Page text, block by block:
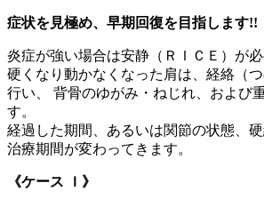
症状を見極め、早期回復を目指します!!
炎症が強い場合は安静（ＲＩＣＥ）が必
硬くなり動かなくなった肩は、経絡（
行い、 背骨のゆがみ・ねじれ、および
す。
経過した期間、あるいは関節の状態、硬
治療期間が変わってきます。
《ケース Ｉ》